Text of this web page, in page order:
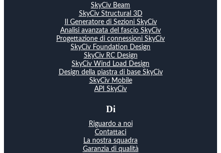
SkyCiv Beam
SkyCiv Structural 3D
Il Generatore di Sezioni SkyCiv
Analisi avanzata del fascio SkyCiv
Progettazione di connessioni SkyCiv
SkyCiv Foundation Design
SkyCiv RC Design
SkyCiv Wind Load Design
Design della piastra di base SkyCiv
SkyCiv Mobile
API SkyCiv
Di
Riguardo a noi
Contattaci
La nostra squadra
Garanzia di qualità